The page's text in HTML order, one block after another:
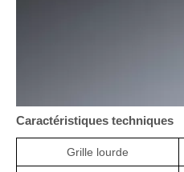
Caractéristiques techniques
Grille lourde